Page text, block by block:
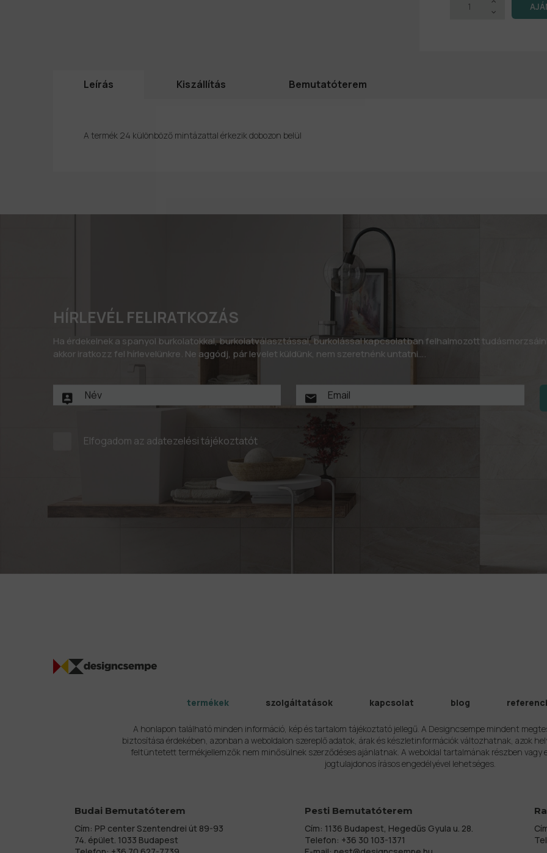
Leírás Kiszállítás Bemutatóterem
A termék 24 különböző mintázattal érkezik dobozon belül
HÍRLEVÉL FELIRATKOZÁS
Ha érdekelnek a spanyol burkolatokkal, burkolatválasztással, burkolással kapcsolatban felhalmozott
akkor iratkozz fel hírlevelünkre. Ne aggódj, pár levelet küldünk, nem szeretnénk untatni….
Elfogadom az adatezelési tájékoztatót
termékek szolgáltatások kapcsolat blog
A honlapon található minden információ, kép és tartalom tájékoztató jellegű. A Designcsempe mindent
biztosítása érdekében, azonban a weboldalon szereplő adatok, árak és készletinformációk változhatnak, azok
feltüntetett termékjellemzők nem minősülnek szerződéses ajánlatnak. A weboldal tartalmának részben vagy
jogtulajdonos írásos engedélyével lehetséges.
Budai Bemutatóterem
Cím: PP center Szentendrei út 89-93
74. épület. 1033 Budapest
Pesti Bemutatóterem
Cím: 1136 Budapest, Hegedűs Gyula u. 28.
Telefon: +36 30 103-1371